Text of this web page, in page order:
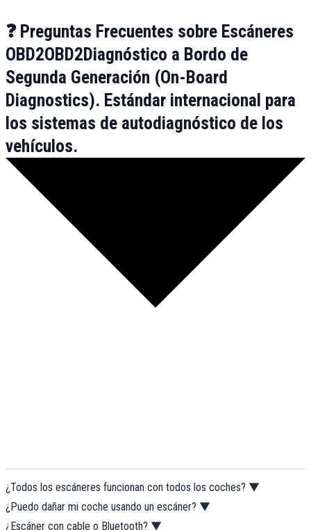
❓ Preguntas Frecuentes sobre Escáneres
OBD2OBD2Diagnóstico a Bordo de
Segunda Generación (On-Board
Diagnostics). Estándar internacional para
los sistemas de autodiagnóstico de los
vehículos.
¿Todos los escáneres funcionan con todos los coches? ▼
¿Puedo dañar mi coche usando un escáner? ▼
¿Escáner con cable o Bluetooth? ▼